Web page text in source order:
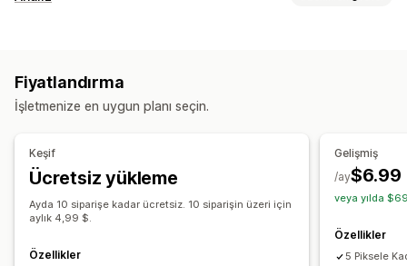
Kampanya yönetimi
Performans analizleri
Etkileşim ölçümleri Dönüşüm izleme
Kontrol panelleri
Gösterim sayımı UTM öz nitelikleri Trafik kaynakları
Pazarlama ve satış
Görseller ve raporlar
Analizler kontrol paneli
Fiyatlandırma
İşletmenize en uygun planı seçin.
Keşif
Ücretsiz yükleme
Ayda 10 siparişe kadar ücretsiz. 10 siparişin üzeri için
aylık 4,99 $.
Özellikler
Gelişmiş
$6.99
/ay
veya yılda
Özellikler
5 Piksele